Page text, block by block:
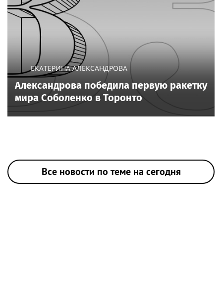
ЕКАТЕРИНА АЛЕКСАНДРОВА
Александрова победила первую ракетку
мира Соболенко в Торонто
Все новости по теме на сегодня